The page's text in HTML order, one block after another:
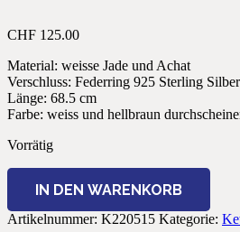
CHF 125.00
Material: weisse Jade und Achat
Verschluss: Federring 925 Sterling Silber
Länge: 68.5 cm
Farbe: weiss und hellbraun
Vorrätig
Kette
Weisse
Jade
und
IN DEN WARENKORB
Artikelnummer: K220515 Kategorie: